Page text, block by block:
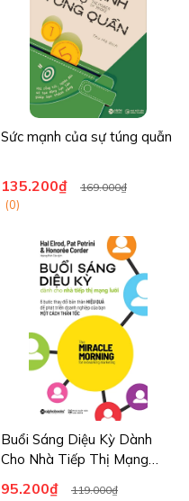
Sức mạnh của sự túng quẫn
135.200₫ 169.000₫
(0)
Buổi Sáng Diệu Kỳ Dành
Cho Nhà Tiếp Thị Mạng
95.200₫ 119.000₫